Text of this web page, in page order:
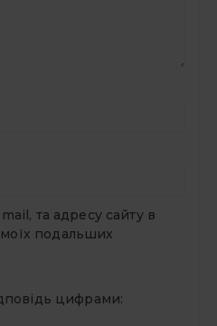
та адресу сайту в
подальших
цифрами: